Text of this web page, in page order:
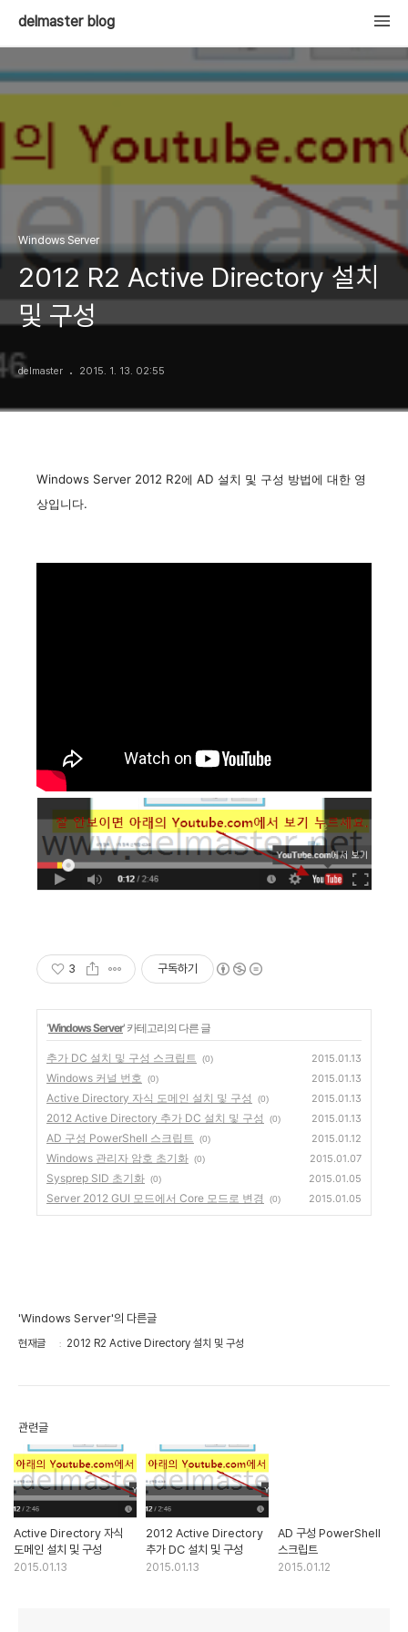
delmaster blog
Windows Server
2012 R2 Active Directory 설치
및 구성
delmaster 2015. 1. 13. 02:55
Windows Server 2012 R2에 AD 설치 및 구성 방법에 대한 영
상입니다.
3 구독하기
'Windows Server' 카테고리의 다른 글
추가 DC 설치 및 구성 스크립트 (0) 2015.01.13
Windows 커널 번호 (0) 2015.01.13
Active Directory 자식 도메인 설치 및 구성 (0) 2015.01.13
2012 Active Directory 추가 DC 설치 및 구성 (0) 2015.01.13
AD 구성 PowerShell 스크립트 (0) 2015.01.12
Windows 관리자 암호 초기화 (0) 2015.01.07
Sysprep SID 초기화 (0) 2015.01.05
Server 2012 GUI 모드에서 Core 모드로 변경 (0) 2015.01.05
'Windows Server'의 다른글
현재글 2012 R2 Active Directory 설치 및 구성
관련글
Active Directory 자식
도메인 설치 및 구성
2015.01.13
2012 Active Directory
추가 DC 설치 및 구성
2015.01.13
AD 구성 PowerShell
스크립트
2015.01.12